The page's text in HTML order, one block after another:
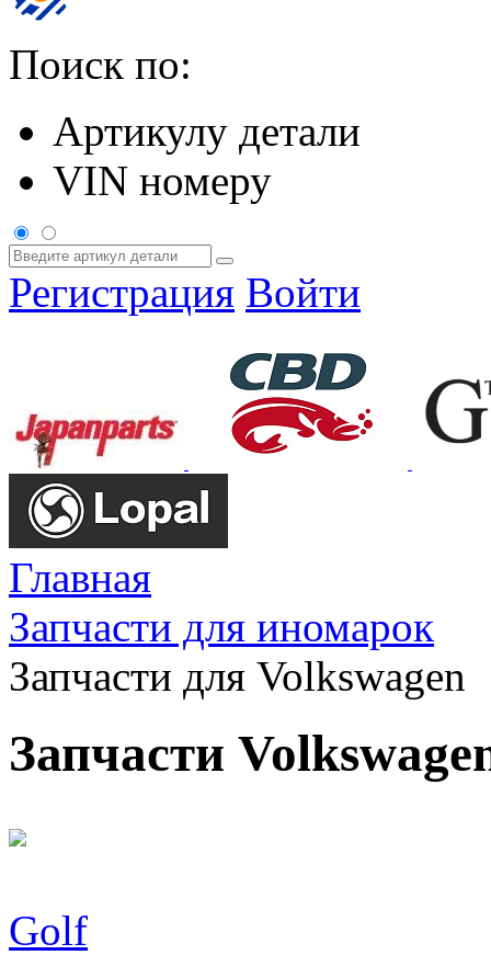
Поиск по:
Артикулу детали
VIN номеру
Регистрация Войти
Главная
Запчасти для иномарок
Запчасти для Volkswagen
Запчасти
Golf